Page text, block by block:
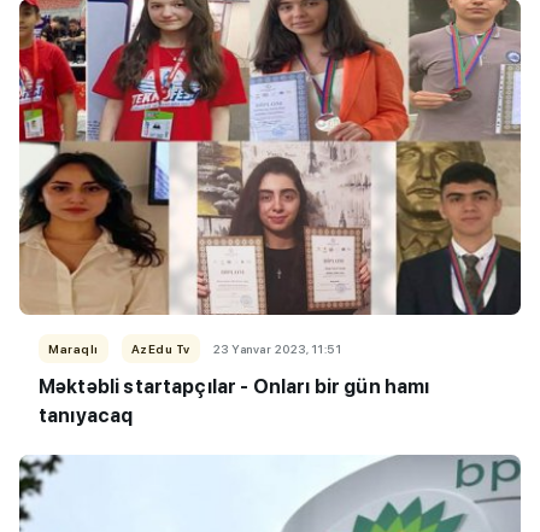
Maraqlı AzEdu Tv 23 Yanvar 2023, 11:51
Məktəbli startapçılar - Onları bir gün hamı
tanıyacaq